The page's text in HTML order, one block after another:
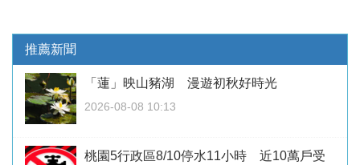
推薦新聞
「蓮」映山豬湖 漫遊初秋好時光
2026-08-08 10:13
桃園5行政區8/10停水11小時 近10萬戶受